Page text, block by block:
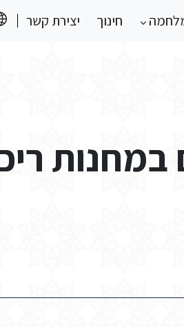
חינוך יצירת קשר
במחנות